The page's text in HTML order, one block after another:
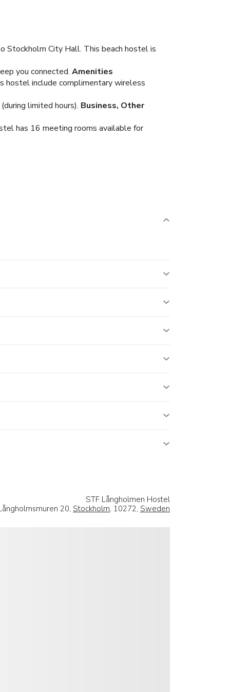
Stockholm City Hall. This beach hostel is
you connected. Amenities
hostel include complimentary wireless
limited hours). Business, Other
has 16 meeting rooms available for
STF Långholmen Hostel
20, Stockholm, 10272, Sweden